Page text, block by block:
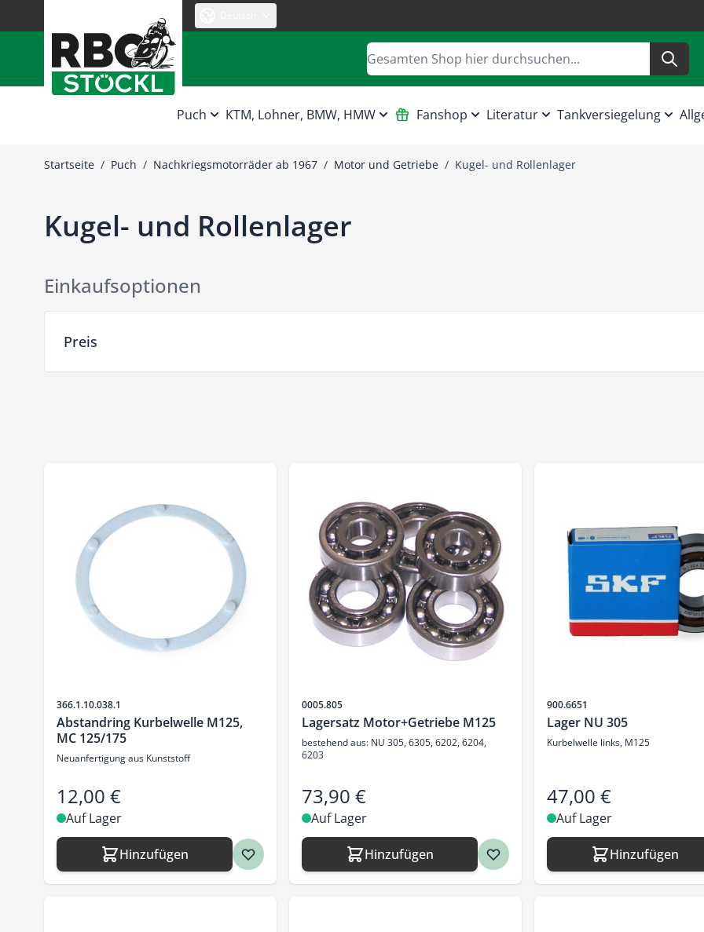
Suche
Puch KTM, Lohner, BMW, HMW Fanshop Literatur Tankversiegelung
Startseite / Puch / Nachkriegsmotorräder ab 1967 / Motor und Getriebe / Kugel- und Rollenlager
Kugel- und Rollenlager
Einkaufsoptionen
Preis
Artikelnr.
366.1.10.038.1
Abstandring Kurbelwelle M125,
MC 125/175
Neuanfertigung aus Kunststoff
12,00 €
Auf Lager
Hinzufügen
Artikelnr.
0005.805
Lagersatz Motor+Getriebe M125
bestehend aus: NU 305, 6305, 6202, 6204,
6203
73,90 €
Auf Lager
Hinzufügen
Artikelnr.
900.6651
Lager NU 305
Kurbelwelle links, M125
47,00 €
Auf Lager
Hinzufügen